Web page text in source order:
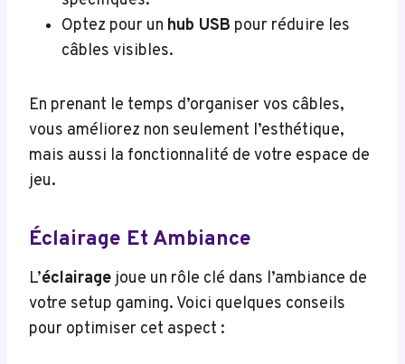
Optez pour un hub USB pour réduire les
câbles visibles.
En prenant le temps d’organiser vos câbles,
vous améliorez non seulement l’esthétique,
mais aussi la fonctionnalité de votre espace de
jeu.
Éclairage Et Ambiance
L’éclairage joue un rôle clé dans l’ambiance de
votre setup gaming. Voici quelques conseils
pour optimiser cet aspect :